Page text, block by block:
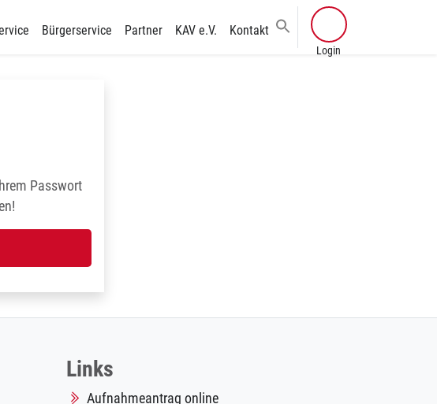
Bürgerservice Partner KAV e.V. Kontakt
Passwort
Links
Aufnahmeantrag online